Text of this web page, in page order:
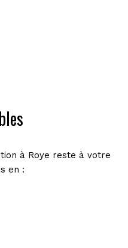
à Roye reste à votre
en :